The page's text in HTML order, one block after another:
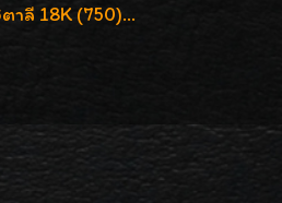
สร้อยคอทองอิตาลี 18K (750) ชุบ 3 สี แกะลายสวยรุ่นใหม่ ลายละเอียดเงาวิบวับค่ะ